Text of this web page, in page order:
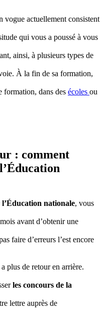
vogue actuellement consistent
qui vous a poussé à vous
ainsi, à plusieurs types de
À la fin de sa formation,
formation, dans des écoles ou
: comment
l’Éducation nationale, vous
avant d’obtenir une
faire d’erreurs l’est encore
plus de retour en arrière.
les concours de la
lettre auprès de